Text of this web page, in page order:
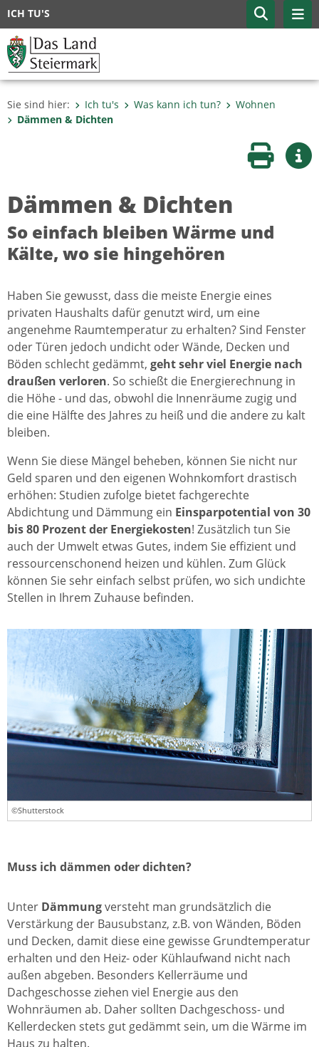
ICH TU'S
Sie sind hier: Ich tu's Was kann ich tun?
Wohnen
Dämmen & Dichten
Seite
Dämmen & Dichten
So einfach bleiben Wärme und
Kälte, wo sie hingehören
Haben Sie gewusst, dass die meiste Energie eines
privaten Haushalts dafür genutzt wird, um eine
angenehme Raumtemperatur zu erhalten? Sind Fenster
oder Türen jedoch undicht oder Wände, Decken und
Böden schlecht gedämmt, geht sehr viel Energie nach
draußen verloren. So schießt die Energierechnung in
die Höhe - und das, obwohl die Innenräume zugig und
die eine Hälfte des Jahres zu heiß und die andere zu kalt
bleiben.
Wenn Sie diese Mängel beheben, können Sie nicht nur
Geld sparen und den eigenen Wohnkomfort drastisch
erhöhen: Studien zufolge bietet fachgerechte
Abdichtung und Dämmung ein Einsparpotential von 30
bis 80 Prozent der Energiekosten! Zusätzlich tun Sie
auch der Umwelt etwas Gutes, indem Sie effizient und
ressourcenschonend heizen und kühlen. Zum Glück
können Sie sehr einfach selbst prüfen, wo sich undichte
Stellen in Ihrem Zuhause befinden.
©Shutterstock
Muss ich dämmen oder dichten?
Unter Dämmungversteht man grundsätzlich die
Verstärkung der Bausubstanz, z.B. von Wänden, Böden
und Decken, damit diese eine gewisse Grundtemperatur
erhalten und den Heiz- oder Kühlaufwand nicht nach
außen abgeben. Besonders Kellerräume und
Dachgeschosse ziehen viel Energie aus den
Wohnräumen ab. Daher sollten Dachgeschoss- und
Kellerdecken stets gut gedämmt sein, um die Wärme im
Haus zu halten.